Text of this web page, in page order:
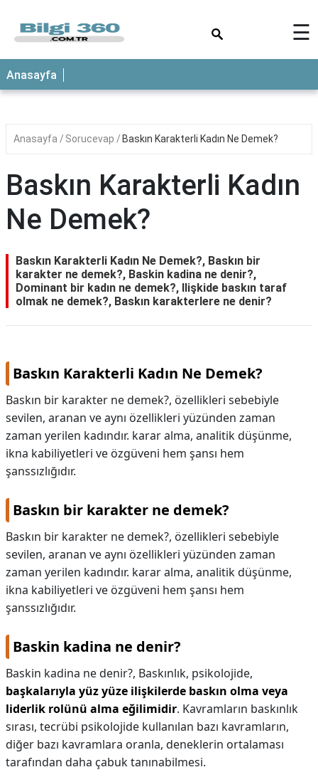
ANASAYFA
☰
Anasayfa
Anasayfa Sorucevap Baskın Karakterli Kadın Ne Demek?
Baskın Karakterli Kadın
Ne Demek?
Baskın Karakterli Kadın Ne Demek?, Baskın bir
karakter ne demek?, Baskin kadina ne denir?,
Dominant bir kadın ne demek?, Ilişkide baskın taraf
olmak ne demek?, Baskın karakterlere ne denir?
Baskın Karakterli Kadın Ne Demek?
Baskın bir karakter ne demek?, özellikleri sebebiyle
sevilen, aranan ve aynı özellikleri yüzünden zaman
zaman yerilen kadındır. karar alma, analitik düşünme,
ikna kabiliyetleri ve özgüveni hem şansı hem
şanssızlığıdır.
Baskın bir karakter ne demek?
Baskın bir karakter ne demek?, özellikleri sebebiyle
sevilen, aranan ve aynı özellikleri yüzünden zaman
zaman yerilen kadındır. karar alma, analitik düşünme,
ikna kabiliyetleri ve özgüveni hem şansı hem
şanssızlığıdır.
Baskin kadina ne denir?
Baskin kadina ne denir?, Baskınlık, psikolojide,
başkalarıyla yüz yüze ilişkilerde baskın olma veya
liderlik rolünü alma eğilimidir. Kavramların baskınlık
sırası, tecrübi psikolojide kullanılan bazı kavramların,
diğer bazı kavramlara oranla, deneklerin ortalaması
tarafından daha çabuk tanınabilmesi.